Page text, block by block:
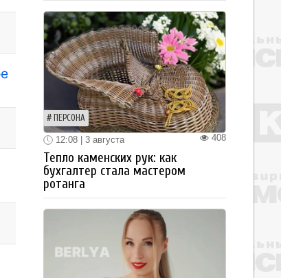
ПЕРСОНА
408
12:08 | 3 августа
Тепло каменских рук: как
бухгалтер стала мастером
ротанга